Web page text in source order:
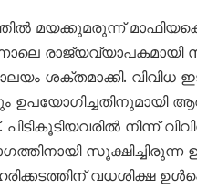
മയക്കുമരുന്ന്
രാജ്യവ്യാപകമായി
ശക്തമാക്കി. വിവിധ
ഉപയോഗിച്ചതിനുമായി
നിന്ന്
വധശിക്ഷ